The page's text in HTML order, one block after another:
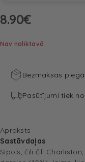
8.90€
Nav noliktavā
Bezmaksas
Pasūtījumi tiek
Apraksts
Sastāvdaļas
Sīpols, čili čili